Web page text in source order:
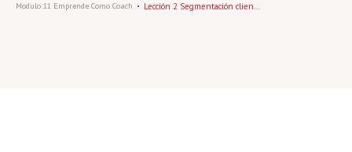
Modulo 11 Emprende Como Coach